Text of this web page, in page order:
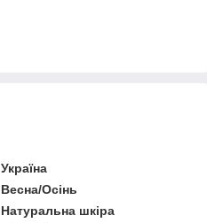
Україна
Весна/Осінь
Натуральна шкіра